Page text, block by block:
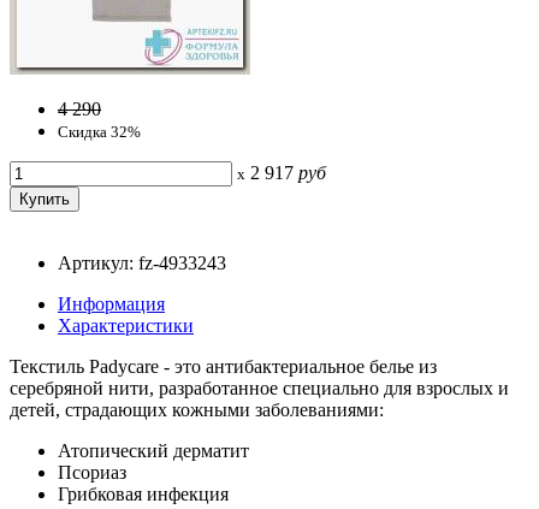
4 290
Скидка 32%
x 2 917 руб
Артикул: fz-4933243
Информация
Характеристики
Текстиль Padycare - это антибактериальное белье из
серебряной нити, разработанное специально для взрослых и
детей, страдающих кожными заболеваниями:
Атопический дерматит
Псориаз
Грибковая инфекция